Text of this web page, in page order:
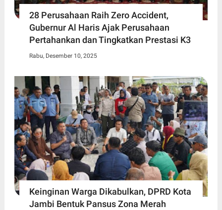
28 Perusahaan Raih Zero Accident,
Gubernur Al Haris Ajak Perusahaan
Pertahankan dan Tingkatkan Prestasi K3
Rabu, Desember 10, 2025
Keinginan Warga Dikabulkan, DPRD Kota
Jambi Bentuk Pansus Zona Merah